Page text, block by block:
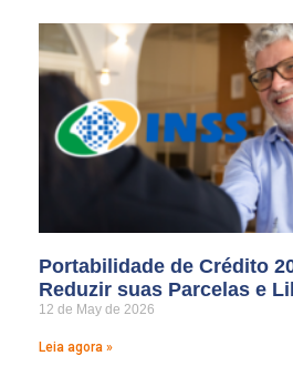
Portabilidade de Crédito
Reduzir suas Parcelas e
12 de May de 2026
Leia agora »